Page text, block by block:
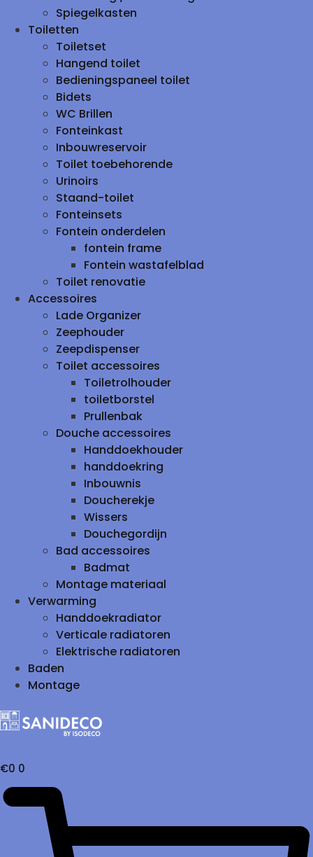
Spiegelkasten
Toiletten
Toiletset
Hangend toilet
Bedieningspaneel toilet
Bidets
WC Brillen
Fonteinkast
Inbouwreservoir
Toilet toebehorende
Urinoirs
Staand-toilet
Fonteinsets
Fontein onderdelen
fontein frame
Fontein wastafelblad
Toilet renovatie
Accessoires
Lade Organizer
Zeephouder
Zeepdispenser
Toilet accessoires
Toiletrolhouder
toiletborstel
Prullenbak
Douche accessoires
Handdoekhouder
handdoekring
Inbouwnis
Doucherekje
Wissers
Douchegordijn
Bad accessoires
Badmat
Montage materiaal
Verwarming
Handdoekradiator
Verticale radiatoren
Elektrische radiatoren
Baden
Montage
€0 0